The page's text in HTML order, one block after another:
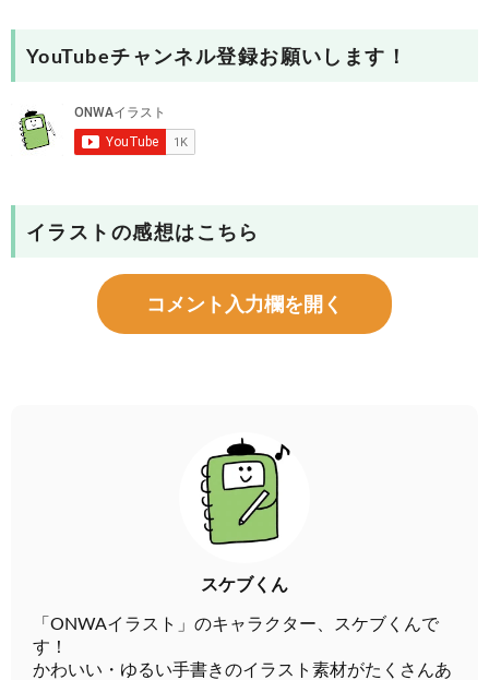
YouTubeチャンネル登録お願いします！
イラストの感想はこちら
コメント入力欄を開く
スケブくん
「ONWAイラスト」のキャラクター、スケブくんで
す！
かわいい・ゆるい手書きのイラスト素材がたくさんあ